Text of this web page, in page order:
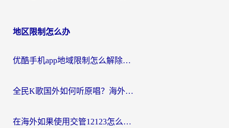
地区限制怎么办
优酷手机app地域限制怎么解除？海外党亲测有效的追剧方案
全民K歌国外如何听原唱？海外党亲测有效的回国加速器选择指南
在海外如果使用交管12123怎么处理？留学生亲测有效的回国加速方案